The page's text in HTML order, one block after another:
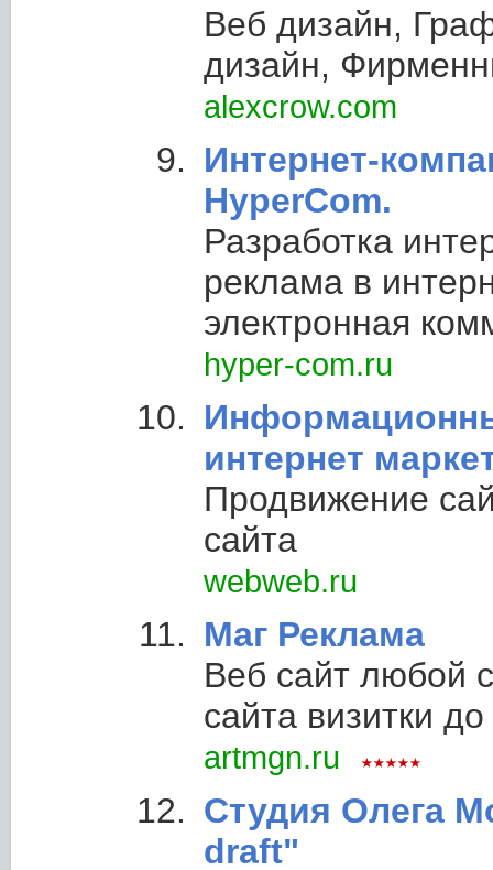
Веб дизайн,
дизайн,
alexcrow.com
Интернет-
HyperCom.
Разработка
реклама в
электронная
hyper-com.ru
интернет
Продвижение
сайта
webweb.ru
Маг Реклама
Веб сайт любой
сайта визитки
artmgn.ru
Студия Олега
draft"